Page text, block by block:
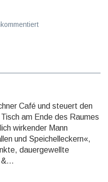
Café und steuert den
am Ende des Raumes
wir­kender Mann
und Speichelleckern«,
dauergewellte
&...